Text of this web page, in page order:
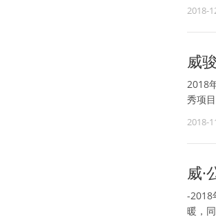
2018-
威
2018
秀项
2018-
威·
-2018
暖，